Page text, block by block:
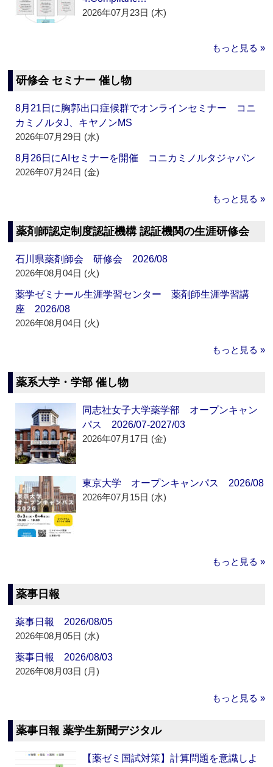
2026年07月23日 (木)
もっと見る »
研修会 セミナー 催し物
8月21日に胸郭出口症候群でオンラインセミナー コニ
カミノルタJ、キヤノンMS
2026年07月29日 (水)
8月26日にAIセミナーを開催 コニカミノルタジャパン
2026年07月24日 (金)
もっと見る »
薬剤師認定制度認証機構 認証機関の生涯研修会
石川県薬剤師会 研修会 2026/08
2026年08月04日 (火)
薬学ゼミナール生涯学習センター 薬剤師生涯学習講
座 2026/08
2026年08月04日 (火)
もっと見る »
薬系大学・学部 催し物
同志社女子大学薬学部 オープンキャン
パス 2026/07-2027/03
2026年07月17日 (金)
東京大学 オープンキャンパス 2026/08
2026年07月15日 (水)
もっと見る »
薬事日報
薬事日報 2026/08/05
2026年08月05日 (水)
薬事日報 2026/08/03
2026年08月03日 (月)
もっと見る »
薬事日報 薬学生新聞デジタル
【薬ゼミ国試対策】計算問題を意識しよ